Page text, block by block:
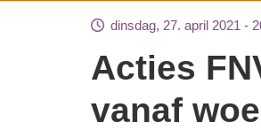
dinsdag, 27. april 2021 -
Acties FNV Spoor ontregelen treinverkeer
vanaf